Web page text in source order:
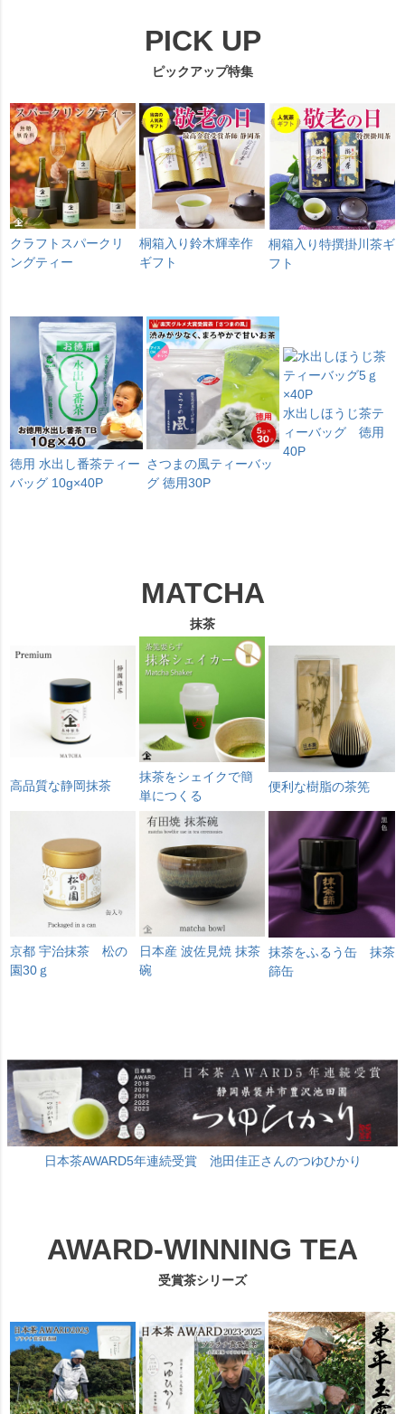
PICK UP
ピックアップ特集
クラフトスパークリ
ングティー
桐箱入り鈴木輝幸作
ギフト
桐箱入り特撰掛川茶ギ
フト
徳用 水出し番茶ティー
バッグ 10g×40P
さつまの風ティーバッ
グ 徳用30P
水出しほうじ茶テ
ィーバッグ 徳用
40P
MATCHA
抹茶
高品質な静岡抹茶
抹茶をシェイクで簡
単につくる
便利な樹脂の茶筅
京都 宇治抹茶 松の
園30ｇ
日本産 波佐見焼 抹茶
碗
抹茶をふるう缶 抹茶
篩缶
日本茶AWARD5年連続受賞 池田佳正さんのつゆひかり
AWARD-WINNING TEA
受賞茶シリーズ